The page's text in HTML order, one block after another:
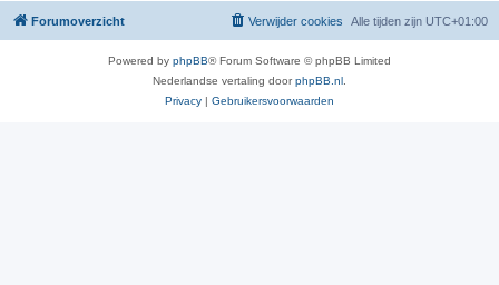
Forumoverzicht Alle tijden zijn UTC+01:00
Verwijder cookies
Powered by phpBB® Forum Software © phpBB Limited
Nederlandse vertaling doorphpBB.nl
Privacy | Gebruikersvoorwaarden